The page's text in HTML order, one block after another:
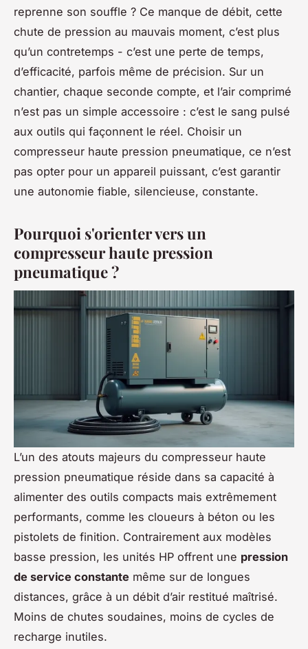
reprenne son souffle ? Ce manque de débit, cette
chute de pression au mauvais moment, c’est plus
qu’un contretemps - c’est une perte de temps,
d’efficacité, parfois même de précision. Sur un
chantier, chaque seconde compte, et l’air comprimé
n’est pas un simple accessoire : c’est le sang pulsé
aux outils qui façonnent le réel. Choisir un
compresseur haute pression pneumatique, ce n’est
pas opter pour un appareil puissant, c’est garantir
une autonomie fiable, silencieuse, constante.
Pourquoi s'orienter vers un
compresseur haute pression
pneumatique ?
L’un des atouts majeurs du compresseur haute
pression pneumatique réside dans sa capacité à
alimenter des outils compacts mais extrêmement
performants, comme les cloueurs à béton ou les
pistolets de finition. Contrairement aux modèles
basse pression, les unités HP offrent une pression
de service constante même sur de longues
distances, grâce à un débit d’air restitué maîtrisé.
Moins de chutes soudaines, moins de cycles de
recharge inutiles.